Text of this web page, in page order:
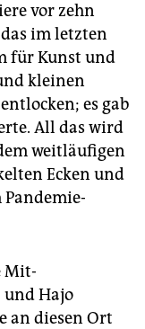
vor zehn
im letzten
für Kunst und
kleinen
es gab
All das wird
weitläufigen
Ecken und
Mit-
Hajo
an diesen Ort